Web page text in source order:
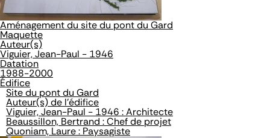
Aménagement du site du pont du Gard
Maquette
Auteur(s)
Viguier, Jean-Paul - 1946
Datation
1988-2000
Édifice
Site du pont du Gard
Auteur(s) de l'édifice
Viguier, Jean-Paul - 1946 : Architecte
Beaussillon, Bertrand : Chef de projet
Quoniam, Laure : Paysagiste